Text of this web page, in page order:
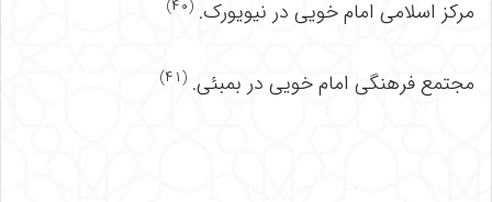
مرکز اسلامی امام خویی در نیویورک. (۴۰)
مجتمع فرهنگی امام خویی در بمبئی. (۴۱)